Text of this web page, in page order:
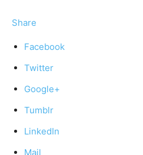
Share
Facebook
Twitter
Google+
Tumblr
LinkedIn
Mail